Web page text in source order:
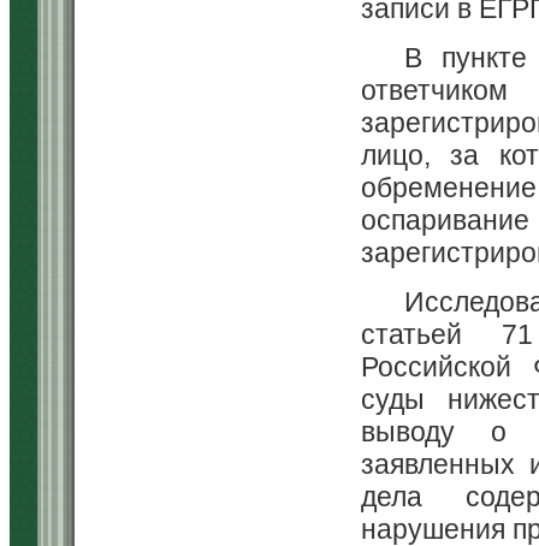
записи в
В
лицо, за
статьей 71
Российской
суды
выводу о
заявленных
дела
нарушения